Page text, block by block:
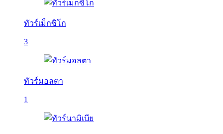
ทัวร์เม็กซิโก
3
ทัวร์มอลตา
1